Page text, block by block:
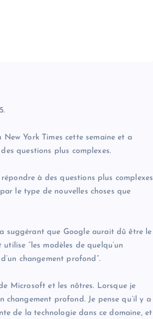
York Times cette semaine et a
questions plus complexes.
à des questions plus complexes
le type de nouvelles choses que
suggérant que Google aurait dû être le
“les modèles de quelqu’un
changement profond”.
Microsoft et les nôtres. Lorsque je
changement profond. Je pense qu’il y a
de la technologie dans ce domaine, et